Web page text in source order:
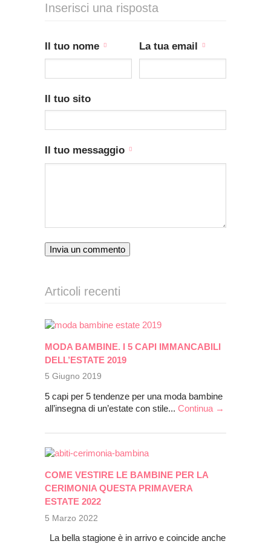
Inserisci una risposta
Il tuo nome La tua email
Il tuo sito
Il tuo messaggio
Articoli recenti
MODA BAMBINE. I 5 CAPI IMMANCABILI
DELL’ESTATE 2019
5 Giugno 2019
5 capi per 5 tendenze per una moda bambine
all’insegna di un’estate con stile... Continua →
COME VESTIRE LE BAMBINE PER LA
CERIMONIA QUESTA PRIMAVERA
ESTATE 2022
5 Marzo 2022
La bella stagione è in arrivo e coincide anche